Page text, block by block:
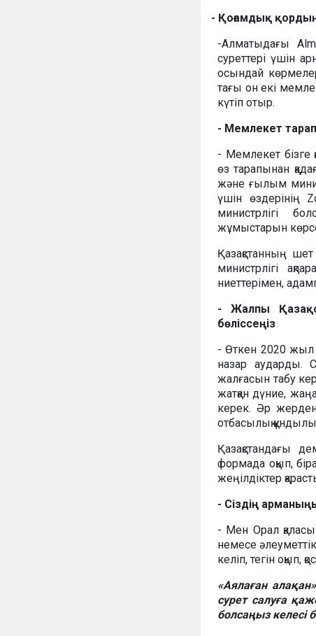
- Қоғамдық қордың
-Алматыдағы
суреттері үшін
осындай
тағы он екі
күтіп отыр.
- Мемлекет
- Мемлекет бізге
өз тарапынан
және ғылым
үшін өздерінің
министрлігі
жұмыстарын
Қазақстанның шет
министрлігі
ниеттерімен,
- Жалпы
бөліссеңіз
- Өткен 2020 жыл
назар аударды.
жалғасын табу
жатқан дүние,
керек. Әр
отбасылық
Қазақстандағы
формада оқып,
жеңілдіктер
- Сіздің
- Мен Орал
немесе
келіп, тегін оқып,
«Аялаған
сурет салуға
болсаңыз келесі